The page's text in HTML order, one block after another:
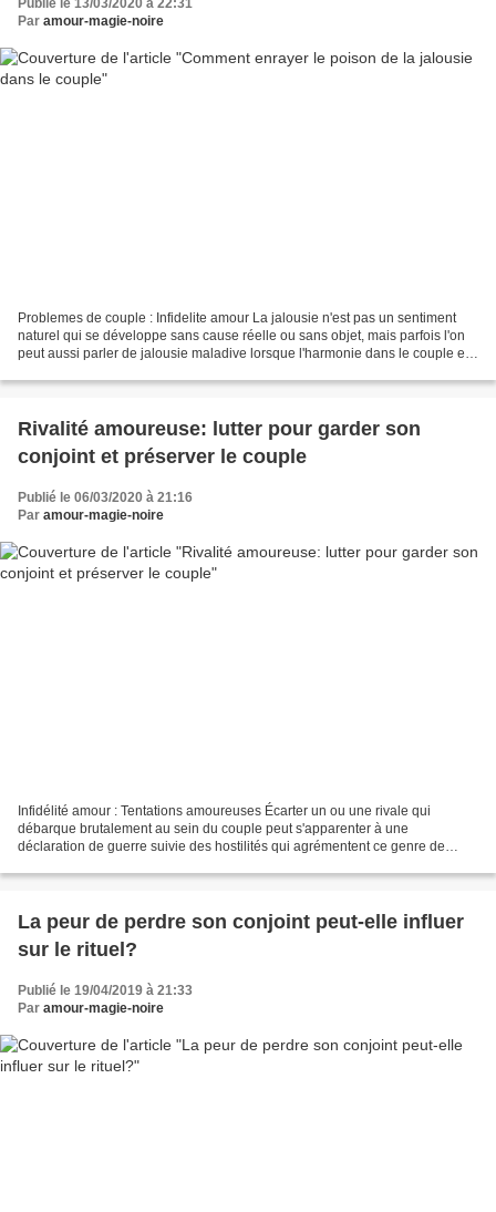
Publié le 13/03/2020 à 22:31
Par amour-magie-noire
Problemes de couple : Infidelite amour La jalousie n'est pas un sentiment
naturel qui se développe sans cause réelle ou sans objet, mais parfois l'on
peut aussi parler de jalousie maladive lorsque l'harmonie dans le couple est
Rivalité amoureuse: lutter pour garder son
conjoint et préserver le couple
Publié le 06/03/2020 à 21:16
Par amour-magie-noire
Infidélité amour : Tentations amoureuses Écarter un ou une rivale qui
débarque brutalement au sein du couple peut s'apparenter à une
déclaration de guerre suivie des hostilités qui agrémentent ce genre de
La peur de perdre son conjoint peut-elle influer
sur le rituel?
Publié le 19/04/2019 à 21:33
Par amour-magie-noire